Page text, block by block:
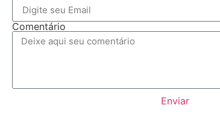
Comentário
Enviar